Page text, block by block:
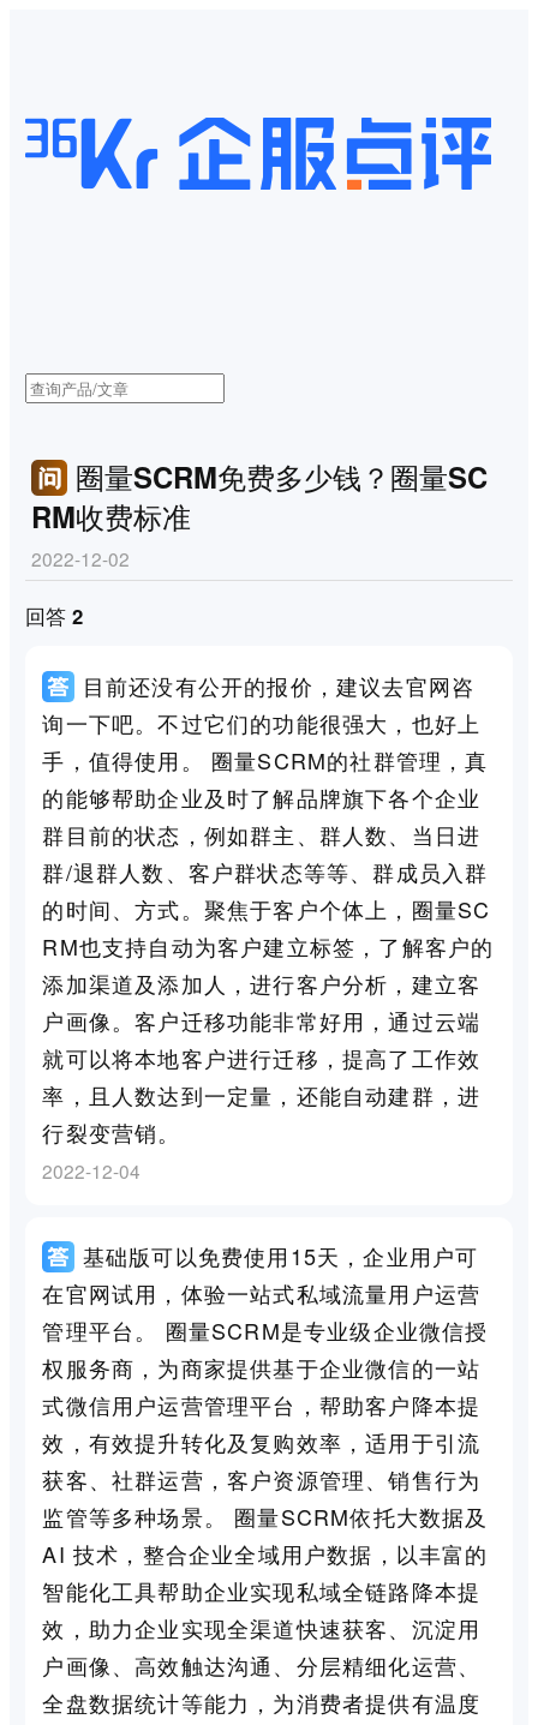
圈量SCRM免费多少钱？圈量SC
RM收费标准
2022-12-02
回答 2
目前还没有公开的报价，建议去官网咨
询一下吧。不过它们的功能很强大，也好上
手，值得使用。 圈量SCRM的社群管理，真
的能够帮助企业及时了解品牌旗下各个企业
群目前的状态，例如群主、群人数、当日进
群/退群人数、客户群状态等等、群成员入群
的时间、方式。聚焦于客户个体上，圈量SC
RM也支持自动为客户建立标签，了解客户的
添加渠道及添加人，进行客户分析，建立客
户画像。客户迁移功能非常好用，通过云端
就可以将本地客户进行迁移，提高了工作效
率，且人数达到一定量，还能自动建群，进
行裂变营销。
2022-12-04
基础版可以免费使用15天，企业用户可
在官网试用，体验一站式私域流量用户运营
管理平台。 圈量SCRM是专业级企业微信授
权服务商，为商家提供基于企业微信的一站
式微信用户运营管理平台，帮助客户降本提
效，有效提升转化及复购效率，适用于引流
获客、社群运营，客户资源管理、销售行为
监管等多种场景。 圈量SCRM依托大数据及
AI 技术，整合企业全域用户数据，以丰富的
智能化工具帮助企业实现私域全链路降本提
效，助力企业实现全渠道快速获客、沉淀用
户画像、高效触达沟通、分层精细化运营、
全盘数据统计等能力，为消费者提供有温度